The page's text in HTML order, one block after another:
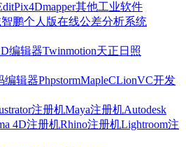
Pix4Dmapper其他工业软件
鹏个人版在线公差分析系统
编辑器Twinmotion天正日照
编辑器PhpstormMapleCLionVC开发
注册机Maya注册机Autodesk
4D注册机Rhino注册机Lightroom注